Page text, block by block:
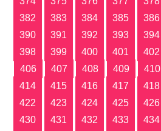
382
383 384 385 386
390
391 392 393 394
398
399 400 401 402
406
407 408 409 410
414
415 416 417 418
422
423 424 425 426
430
431 432 433 434